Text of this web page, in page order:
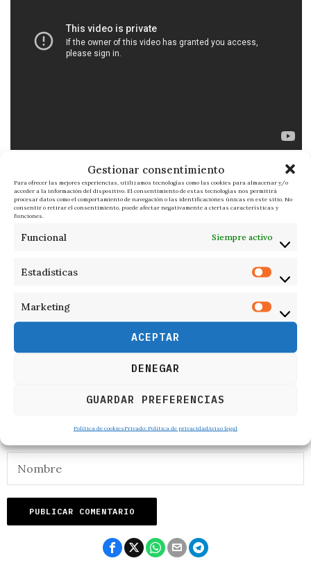
Gestionar consentimiento
Para ofrecer las mejores experiencias, utilizamos tecnologías como las cookies para almacenar y/o
acceder a la información del dispositivo. El consentimiento de estas tecnologías nos permitirá
procesar datos como el comportamiento de navegación o las identificaciones únicas en este sitio. No
consentir o retirar el consentimiento, puede afectar negativamente a ciertas características y
funciones.
Funcional Siempre activo
Estadísticas
Marketing
ACEPTAR
DENEGAR
GUARDAR PREFERENCIAS
Política de cookiesPrivado: Política de privacidadAviso legal
La presentación del modelo BMW i Visual Dee | Fuente:
BMW